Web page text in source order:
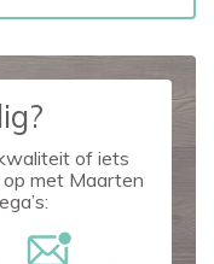
of iets
met Maarten